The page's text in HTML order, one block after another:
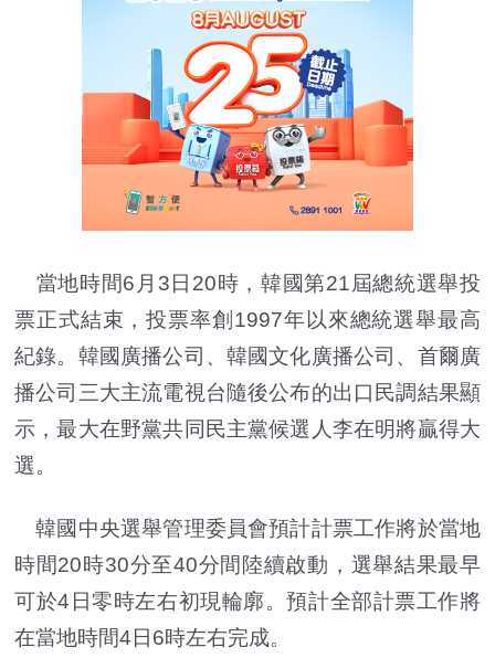
當地時間6月3日20時，韓國第21屆總統選舉投
票正式結束，投票率創1997年以來總統選舉最高
紀錄。韓國廣播公司、韓國文化廣播公司、首爾廣
播公司三大主流電視台隨後公布的出口民調結果顯
示，最大在野黨共同民主黨候選人李在明將贏得大
選。
韓國中央選舉管理委員會預計計票工作將於當地
時間20時30分至40分間陸續啟動，選舉結果最早
可於4日零時左右初現輪廓。預計全部計票工作將
在當地時間4日6時左右完成。